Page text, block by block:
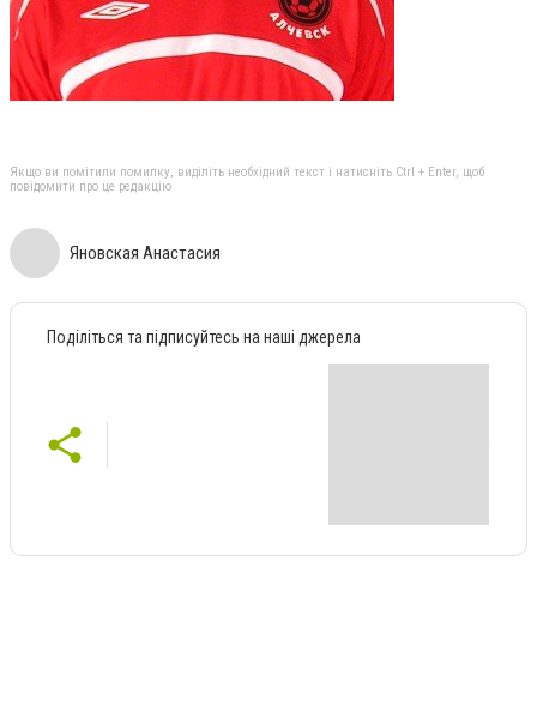
Якщо ви помітили помилку, виділіть необхідний текст і натисніть Ctrl + Enter, щоб
повідомити про це редакцію
Яновская Анастасия
Поділіться та підписуйтесь на наші джерела